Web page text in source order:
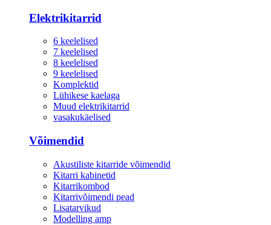
Elektrikitarrid
6 keelelised
7 keelelised
8 keelelised
9 keelelised
Komplektid
Lühikese kaelaga
Muud elektrikitarrid
vasakukäelised
Võimendid
Akustiliste kitarride võimendid
Kitarri kabinetid
Kitarrikombod
Kitarrivõimendi pead
Lisatarvikud
Modelling amp